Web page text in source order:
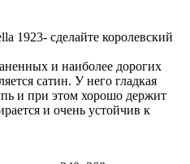
1923- сделайте королевский
и наиболее дорогих
сатин. У него гладкая
и при этом хорошо держит
и очень устойчив к